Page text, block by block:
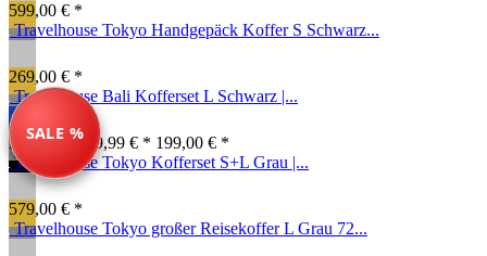
599,00 € *
Travelhouse Tokyo Handgepäck Koffer S Schwarz...
269,00 € *
SALE %
Travelhouse Bali Kofferset L Schwarz |...
Farben ab: 79,99 € * 199,00 € *
Travelhouse Tokyo Kofferset S+L Grau |...
579,00 € *
Travelhouse Tokyo großer Reisekoffer L Grau 72...